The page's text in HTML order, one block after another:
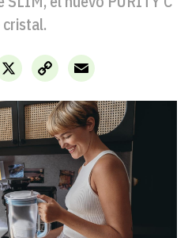
X
Copy
Link
Email